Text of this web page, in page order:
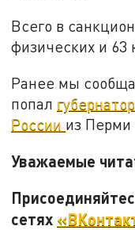
Всего в
физических и 63
Ранее мы
попал губернатор
России из
Уважаемые
сетях